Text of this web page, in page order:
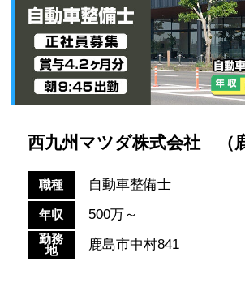
西九州マツダ株式会社 （
職種 自動車整備士
年収 500万～
勤務
地
鹿島市中村841